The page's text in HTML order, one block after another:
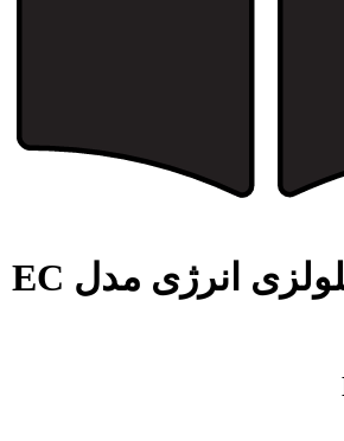
کولر آبی سلولزی انرژی مدل EC